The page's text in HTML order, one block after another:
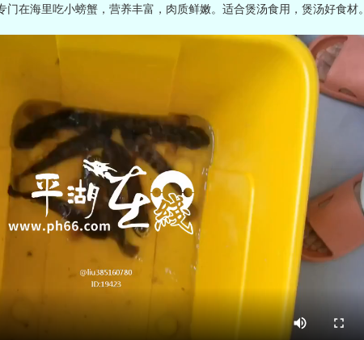
在海里吃小螃蟹，营养丰富，肉质鲜嫩。适合煲汤食用，煲汤好食材。